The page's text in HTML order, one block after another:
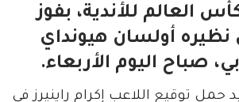
العالم للأندية، بفوز
1-0 على نظيره أولسان هيونداي
صباح اليوم الأربعاء.
حمل توقيع اللاعب إكرام راينيرز في